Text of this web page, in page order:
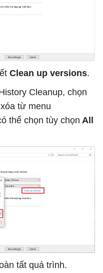
Clean up versions.
Cleanup, chọn
từ menu
thể chọn tùy chọn All
tất quá trình.